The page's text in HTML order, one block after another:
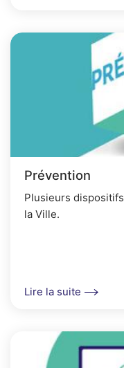
Prévention
Plusieurs
la Ville.
Lire la suite